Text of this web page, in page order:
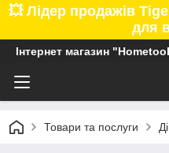
💥 Лідер продажів
для
Інтернет магазин
Товари та послуги